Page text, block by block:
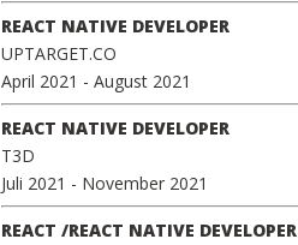
REACT NATIVE DEVELOPER
UPTARGET.CO
April 2021 - August 2021
REACT NATIVE DEVELOPER
T3D
Juli 2021 - November 2021
REACT /REACT NATIVE DEVELOPER